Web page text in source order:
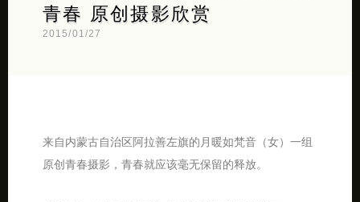
青春 原创摄影欣赏
2015/01/27
来自内蒙古自治区阿拉善左旗的月暖如梵音（女）一组
原创青春摄影，青春就应该毫无保留的释放。